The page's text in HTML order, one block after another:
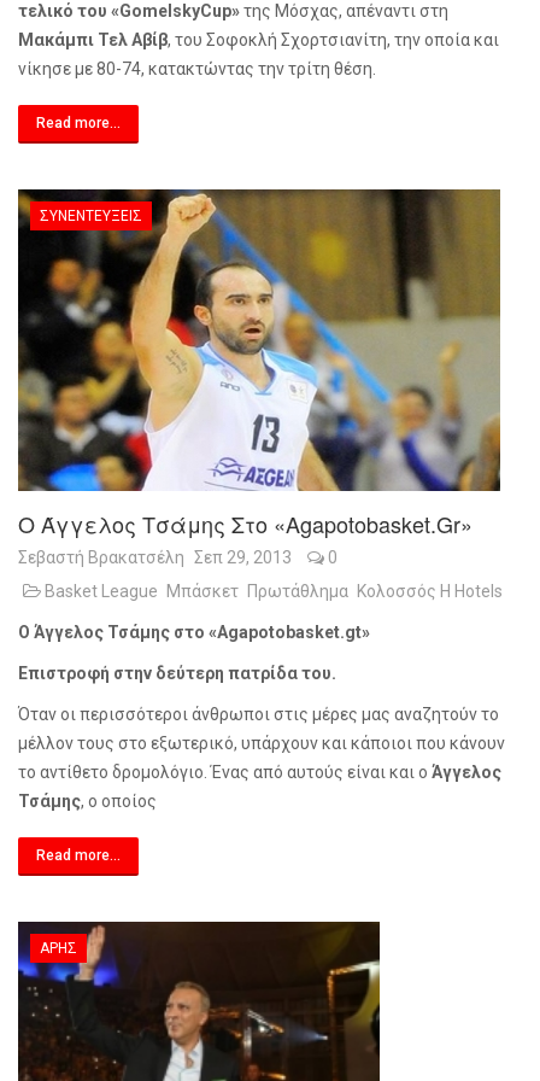
τελικό του «GomelskyCup»της Μόσχας, απέναντι στη
Μακάμπι Τελ Αβίβ, του Σοφοκλή Σχορτσιανίτη, την οποία και
νίκησε με 80-74, κατακτώντας την τρίτη θέση.
Read more...
ΣΥΝΕΝΤΕΎΞΕΙΣ
Ο Άγγελος Τσάμης Στο «Agapotobasket.gr»
Σεβαστή Βρακατσέλη Σεπ 29, 2013
0
Basket League
Μπάσκετ Πρωτάθλημα Κολοσσός H Hotels
Ο Άγγελος Τσάμης στο «Agapotobasket.gt»
Επιστροφή στην δεύτερη πατρίδα του.
Όταν οι περισσότεροι άνθρωποι στις μέρες μας αναζητούν το
μέλλον τους στο εξωτερικό, υπάρχουν και κάποιοι που κάνουν
το αντίθετο δρομολόγιο. Ένας από αυτούς είναι και ο Άγγελος
Τσάμης, ο οποίος
Read more...
ΑΡΗΣ